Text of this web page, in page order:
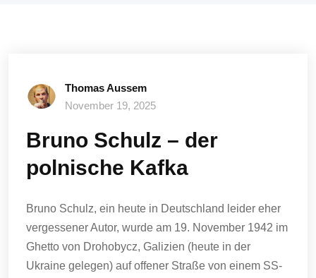
Thomas Aussem
November 19, 2025
Bruno Schulz – der
polnische Kafka
Bruno Schulz, ein heute in Deutschland leider eher
vergessener Autor, wurde am 19. November 1942 im
Ghetto von Drohobycz, Galizien (heute in der
Ukraine gelegen) auf offener Straße von einem SS-